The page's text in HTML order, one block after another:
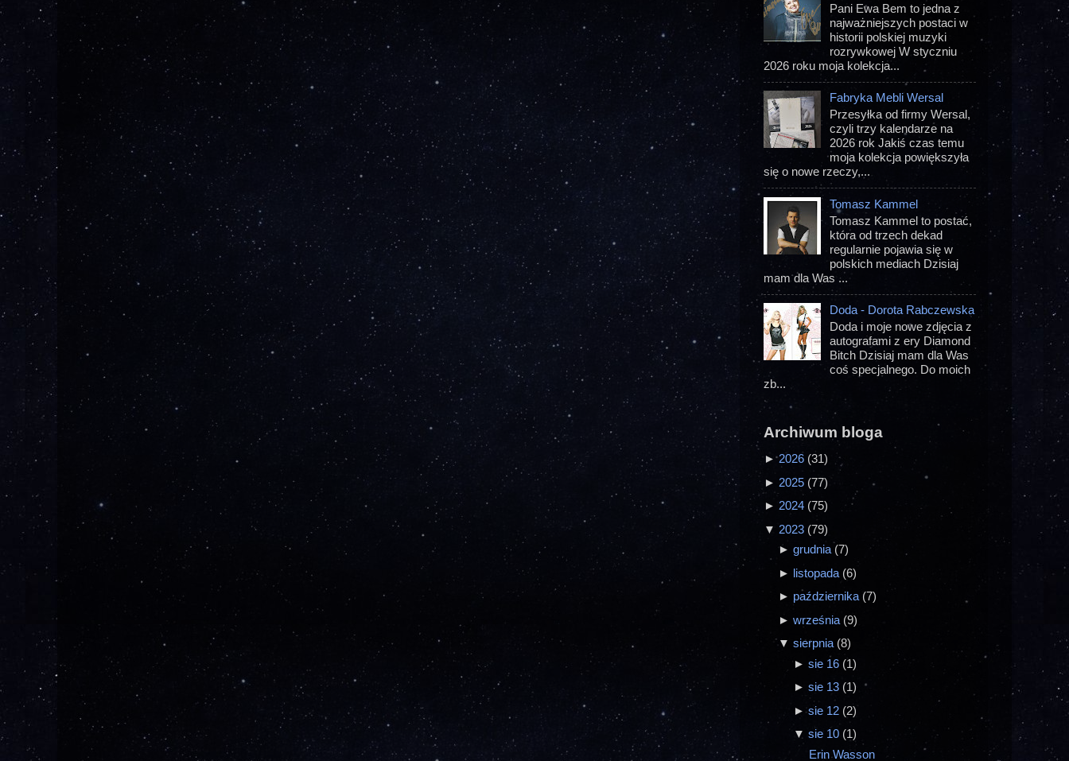
Pani Ewa Bem to jedna z
najważniejszych postaci w
historii polskiej muzyki
rozrywkowej W styczniu
2026 roku moja kolekcja...
Fabryka Mebli Wersal
Przesyłka od firmy Wersal,
czyli trzy kalendarze na
2026 rok Jakiś czas temu
moja kolekcja powiększyła
się o nowe rzeczy,...
Tomasz Kammel
Tomasz Kammel to postać,
która od trzech dekad
regularnie pojawia się w
polskich mediach Dzisiaj
mam dla Was ...
Doda - Dorota Rabczewska
Doda i moje nowe zdjęcia z
autografami z ery Diamond
Bitch Dzisiaj mam dla Was
coś specjalnego. Do moich
zb...
Archiwum bloga
►2026 (31)
► 2025 (77)
► 2024 (75)
▼ 2023 (79)
►grudnia (7)
► listopada (6)
► października (7)
►września (9)
▼sierpnia (8)
► sie 16 (1)
► sie 13 (1)
►sie 12 (2)
▼ sie 10 (1)
Erin Wasson